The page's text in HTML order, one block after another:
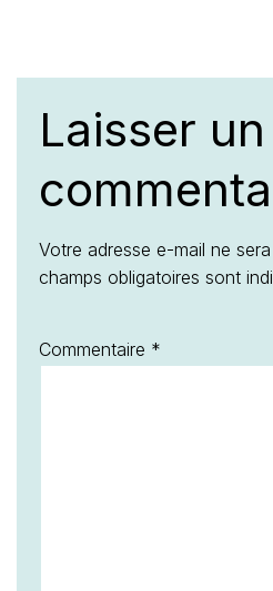
Laisser un
Votre adresse e-mail ne
champs obligatoires sont
Commentaire *